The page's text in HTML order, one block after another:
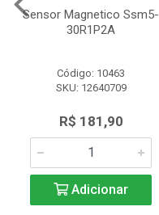
Sensor Magnetico Ssm5-
30R1P2A
Código: 10463
SKU: 12640709
R$ 181,90
Adicionar